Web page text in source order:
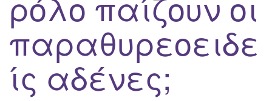
παραθυρεοειδε
ίς αδένες;